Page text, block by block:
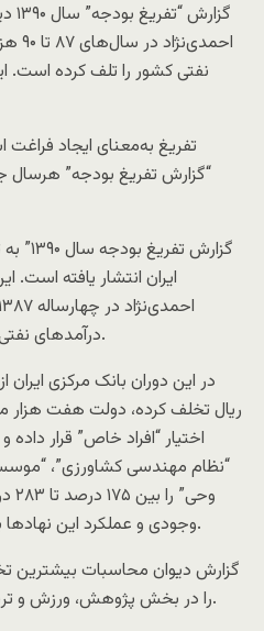
نفتی کشور را تلف کرده
تفریغ به‌معنای ایجاد
“گزارش تفریغ بودجه”
ایران انتشار یافته
درآمدهای نفتی کشور را حیف‌ومیل کرده است.
ریال تخلف کرده، دولت هفت هزار
اختیار “افراد خاص” قرار
“نظام مهندسی کشاورزی”،
وجودی و عملکرد این نهادها برای افکار عمومی روشن نیست.
را در بخش پژوهش، ورزش و تربیت بدنی به ثبت رسانده است.